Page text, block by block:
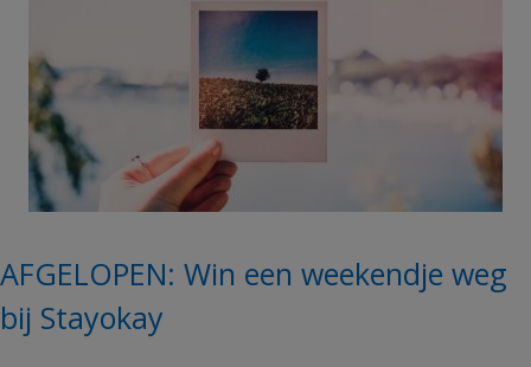
AFGELOPEN: Win een weekendje weg
bij Stayokay